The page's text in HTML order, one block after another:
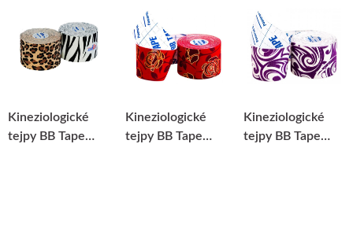
Kineziologické
tejpy BB Tape
Kineziologické
tejpy BB Tape
Kineziologické
tejpy BB Tape